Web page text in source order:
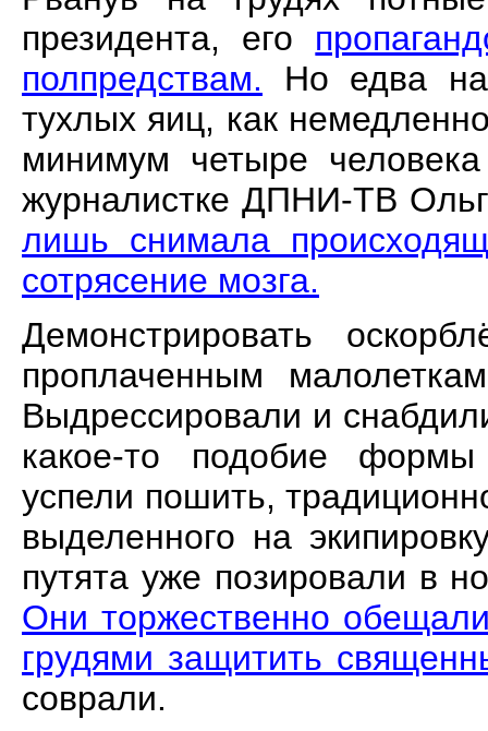
президента, его
полпредствам. Но едва
тухлых яиц, как
минимум четыре
журналистке ДПНИ-ТВ
лишь снимала
сотрясение мозга.
Демонстрировать
проплаченным
Выдрессировали и
какое-то подобие
успели пошить,
выделенного на
путята уже позировали в
Они торжественно
грудями защитить
соврали.